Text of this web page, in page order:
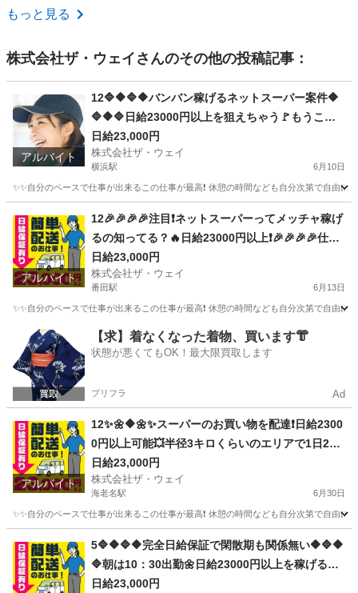
神奈川 愛甲郡
もっと見る
株式会社ザ・ウェイ さんのその他の投稿記事：
アルバイト
12🔷🔶🔷🔶バンバン稼げるネットスーパー案件🔶
🔷🔶🔷日給23000円以上を狙えちゃう🚩もうここ
で決まりだね❗️❗️❗️
日給23,000円
株式会社ザ・ウェイ
横浜駅 6月10日
✨✨自分のペースで仕事が出来るこの仕事が最高❗️ 休憩の時間なども自分次第で自由
横浜駅 ドライバー ネットスーパー
アルバイト
12🎉🎉🎉🎉注目❗️ネットスーパーってメッチャ稼げ
るの知ってる？🔥日給23000円以上❗️🎉🎉🎉🎉仕事
は楽チンで女子いっぱい✨安定収入😄完全週休2日
制だよ💗
日給23,000円
株式会社ザ・ウェイ
番田駅 6月13日
✨✨自分のペースで仕事が出来るこの仕事が最高❗️ 休憩の時間なども自分次第で自由
神奈川 相模原市 番田駅 配送 ネットスーパー
【求】着なくなった着物、買います👘
状態が悪くてもOK！最大限買取します
プリフラ Ad
アルバイト
12✨🌼🔶🌼✨スーパーのお買い物を配達❗️日給2300
0円以上可能💥半径3キロくらいのエリアで1日25
件前後配るだけ❗️💛
日給23,000円
株式会社ザ・ウェイ
海老名駅 6月30日
✨✨自分のペースで仕事が出来るこの仕事が最高❗️ 休憩の時間なども自分次第で自由
海老名駅 配送 ネットスーパー
5🔷🔶🔷🔶完全日給保証で閑散期も関係無い🔶🔷🔶
🔷朝は10：30出勤🌼日給23000円以上を稼げる💯
楽しく仕事したい人～大集合🎵軽貨物ドライバー
日給23,000円